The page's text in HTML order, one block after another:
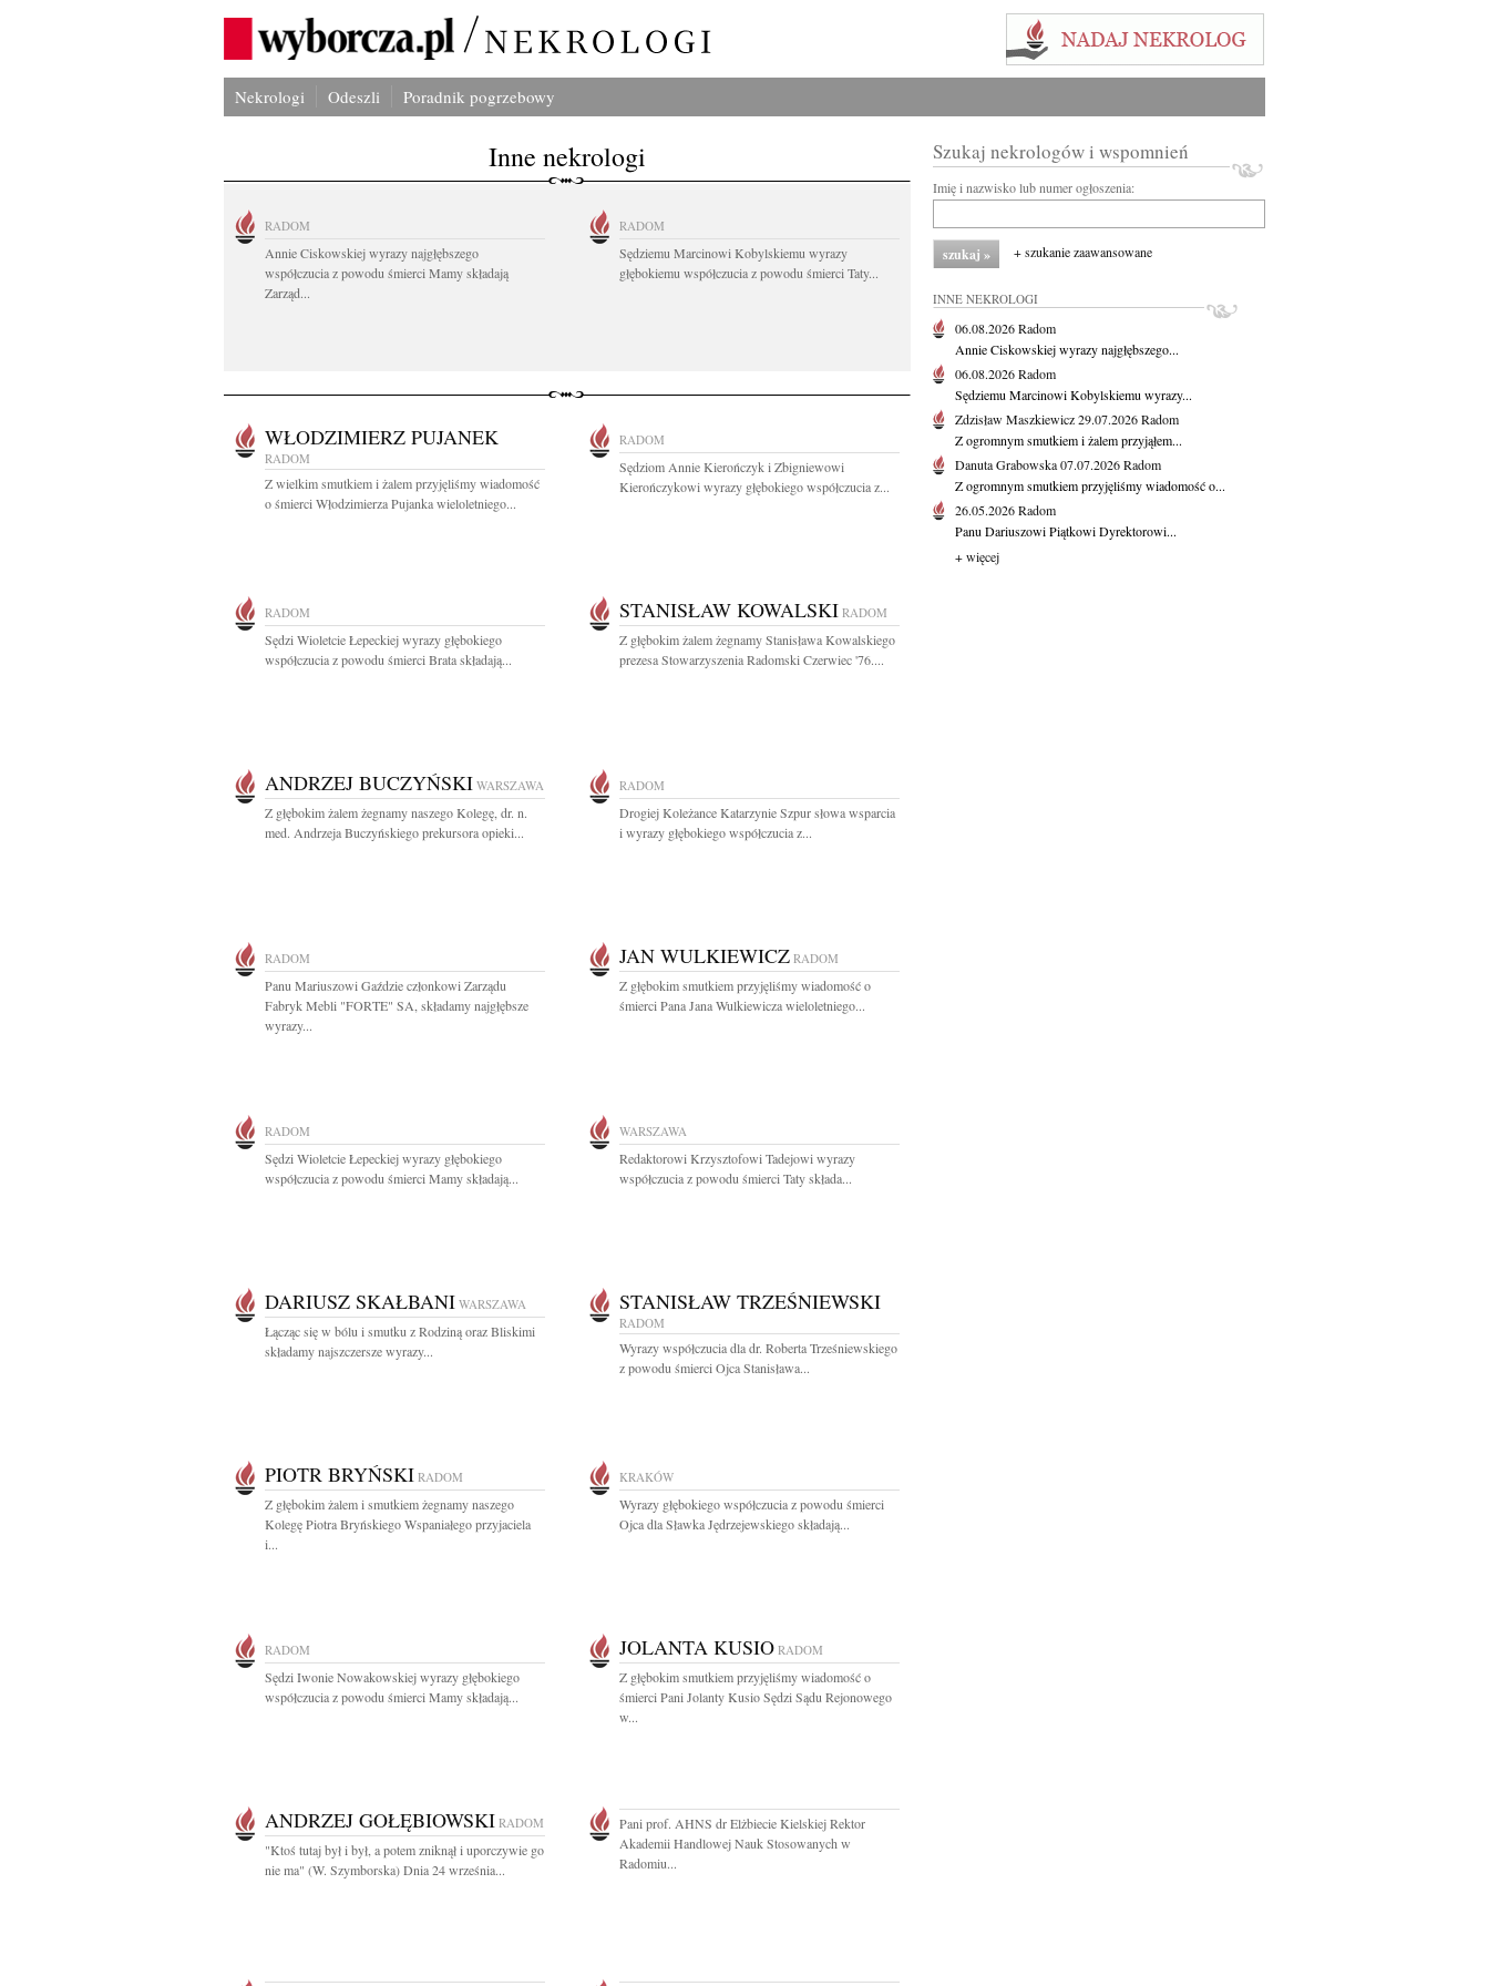
Nekrologi Odeszli Poradnik pogrzebowy
Inne nekrologi
RADOM
Annie Ciskowskiej wyrazy najgłębszego
współczucia z powodu śmierci Mamy składają
Zarząd...
RADOM
Sędziemu Marcinowi Kobylskiemu wyrazy
głębokiemu współczucia z powodu śmierci Taty...
WŁODZIMIERZ PUJANEK
RADOM
Z wielkim smutkiem i żalem przyjęliśmy wiadomość
o śmierci Włodzimierza Pujanka wieloletniego...
RADOM
Sędziom Annie Kierończyk i Zbigniewowi
Kierończykowi wyrazy głębokiego współczucia z...
RADOM
Sędzi Wioletcie Łepeckiej wyrazy głębokiego
współczucia z powodu śmierci Brata składają...
STANISŁAW KOWALSKI RADOM
Z głębokim żalem żegnamy Stanisława Kowalskiego
prezesa Stowarzyszenia Radomski Czerwiec '76....
ANDRZEJ BUCZYŃSKI WARSZAWA
Z głębokim żalem żegnamy naszego Kolegę, dr. n.
med. Andrzeja Buczyńskiego prekursora opieki...
RADOM
Drogiej Koleżance Katarzynie Szpur słowa wsparcia
i wyrazy głębokiego współczucia z...
RADOM
Panu Mariuszowi Gaździe członkowi Zarządu
Fabryk Mebli "FORTE" SA, składamy najgłębsze
wyrazy...
JAN WULKIEWICZ RADOM
Z głębokim smutkiem przyjęliśmy wiadomość o
śmierci Pana Jana Wulkiewicza wieloletniego...
RADOM
Sędzi Wioletcie Łepeckiej wyrazy głębokiego
współczucia z powodu śmierci Mamy składają...
WARSZAWA
Redaktorowi Krzysztofowi Tadejowi wyrazy
współczucia z powodu śmierci Taty składa...
DARIUSZ SKAŁBANI WARSZAWA
Łącząc się w bólu i smutku z Rodziną oraz Bliskimi
składamy najszczersze wyrazy...
STANISŁAW TRZEŚNIEWSKI
RADOM
Wyrazy współczucia dla dr. Roberta Trześniewskiego
z powodu śmierci Ojca Stanisława...
PIOTR BRYŃSKI RADOM
Z głębokim żalem i smutkiem żegnamy naszego
Kolegę Piotra Bryńskiego Wspaniałego przyjaciela
i...
KRAKÓW
Wyrazy głębokiego współczucia z powodu śmierci
Ojca dla Sławka Jędrzejewskiego składają...
RADOM
Sędzi Iwonie Nowakowskiej wyrazy głębokiego
współczucia z powodu śmierci Mamy składają...
JOLANTA KUSIO RADOM
Z głębokim smutkiem przyjęliśmy wiadomość o
śmierci Pani Jolanty Kusio Sędzi Sądu Rejonowego
w...
ANDRZEJ GOŁĘBIOWSKI RADOM
"Ktoś tutaj był i był, a potem zniknął i uporczywie go
nie ma" (W. Szymborska) Dnia 24 września...
Pani prof. AHNS dr Elżbiecie Kielskiej Rektor
Akademii Handlowej Nauk Stosowanych w
Radomiu...
Szukaj nekrologów i wspomnień
Imię i nazwisko lub numer ogłoszenia:
+ szukanie zaawansowane
INNE NEKROLOGI
06.08.2026Radom
Annie Ciskowskiej wyrazy najgłębszego...
06.08.2026Radom
Sędziemu Marcinowi Kobylskiemu wyrazy...
Zdzisław Maszkiewicz29.07.2026Radom
Z ogromnym smutkiem i żalem przyjąłem...
Danuta Grabowska07.07.2026Radom
Z ogromnym smutkiem przyjęliśmy wiadomość o...
26.05.2026Radom
Panu Dariuszowi Piątkowi Dyrektorowi...
+ więcej